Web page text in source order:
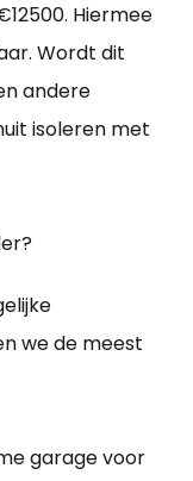
Hiermee
Wordt dit
andere
isoleren met
we de meest
garage voor